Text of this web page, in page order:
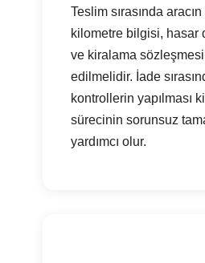
Teslim sırasında
kilometre bilgisi, hasar
ve kiralama sözleşmesi
edilmelidir. İade
kontrollerin yapılması
sürecinin sorunsuz
yardımcı olur.